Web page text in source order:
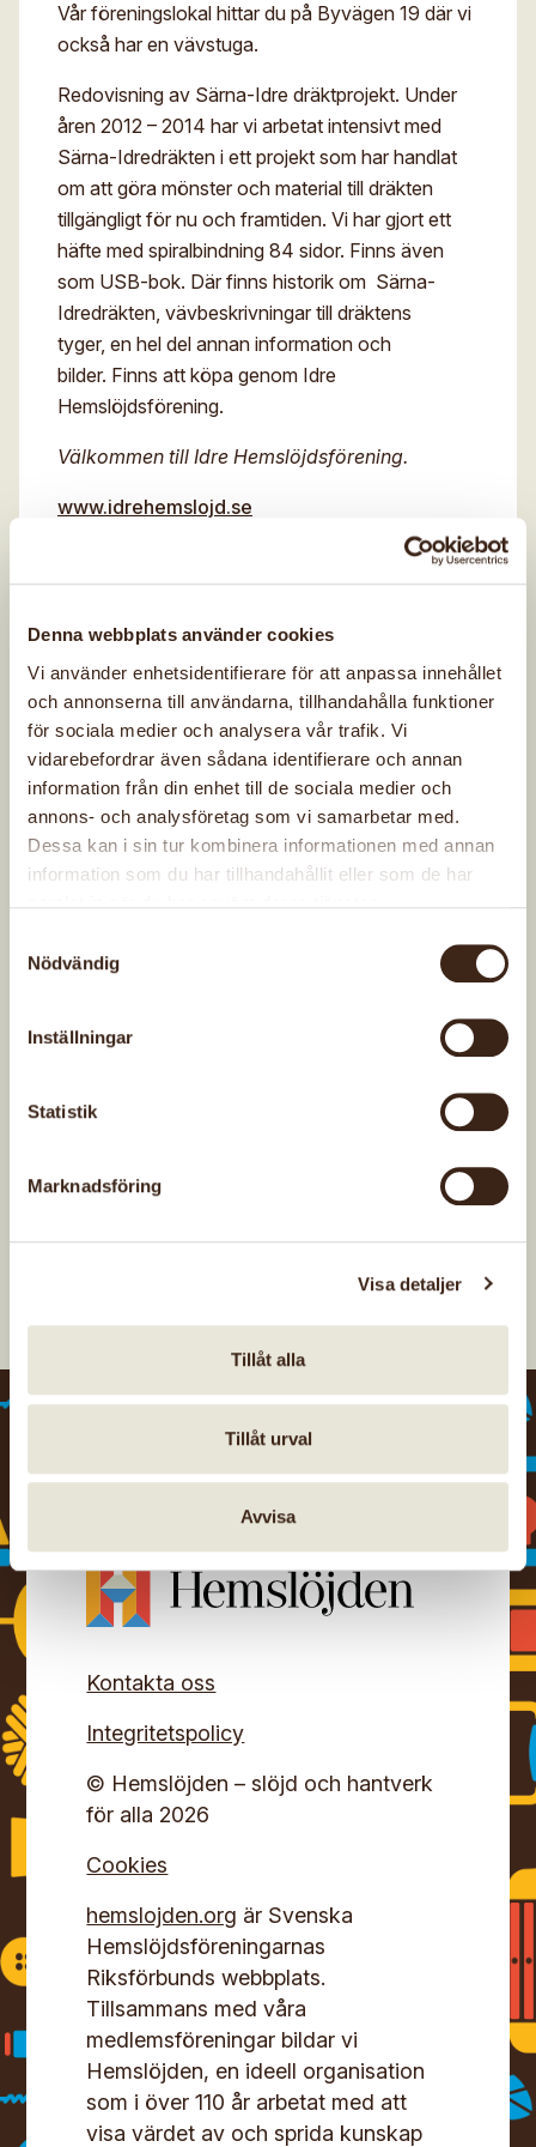
Denna webbplats använder cookies
Vi använder enhetsidentifierare för att anpassa innehållet
och annonserna till användarna, tillhandahålla funktioner
för sociala medier och analysera vår trafik. Vi
vidarebefordrar även sådana identifierare och annan
information från din enhet till de sociala medier och
annons- och analysföretag som vi samarbetar med.
Dessa kan i sin tur kombinera informationen med annan
information som du har tillhandahållit eller som de har
Nödvändig
Inställningar
Statistik
Marknadsföring
Visa detaljer
Tillåt alla
Tillåt urval
Avvisa
Digitalt museum
Gesäll- och mästarbrev
Immateriellt kulturarv
Mina sidor
Sök
Eng
Vår föreningslokal hittar du på Byvägen 19 där vi
också har en vävstuga.
Redovisning av Särna-Idre dräktprojekt. Under
åren 2012 – 2014 har vi arbetat intensivt med
Särna-Idredräkten i ett projekt som har handlat
om att göra mönster och material till dräkten
tillgängligt för nu och framtiden. Vi har gjort ett
häfte med spiralbindning 84 sidor. Finns även
som USB-bok. Där finns historik om Särna-
Idredräkten, vävbeskrivningar till dräktens
tyger, en hel del annan information och
bilder. Finns att köpa genom Idre
Hemslöjdsförening.
Välkommen till Idre Hemslöjdsförening.
www.idrehemslojd.se
En del av
Dalarnas hemslöjdsförbund
Adress
Idre Hemslöjdsförening
Byvägen 19
797 71 Idre
Extern webbplats
Idre hemslöjdsförening
Kontakta oss
Integritetspolicy
© Hemslöjden – slöjd och hantverk
för alla 2026
Cookies
hemslojden.org är Svenska
Hemslöjdsföreningarnas
Riksförbunds webbplats.
Tillsammans med våra
medlemsföreningar bildar vi
Hemslöjden, en ideell organisation
som i över 110 år arbetat med att
visa värdet av och sprida kunskap
Jag godkänner att mina uppgifter angivna i formuläret
hanteras av Hemslöjden enligt
Dataskyddsförordningen, GDPR. Uppgifterna behövs
för att hantera din anmälan och lämnas aldrig ut till